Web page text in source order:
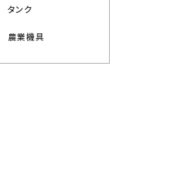
タンク
農業機具